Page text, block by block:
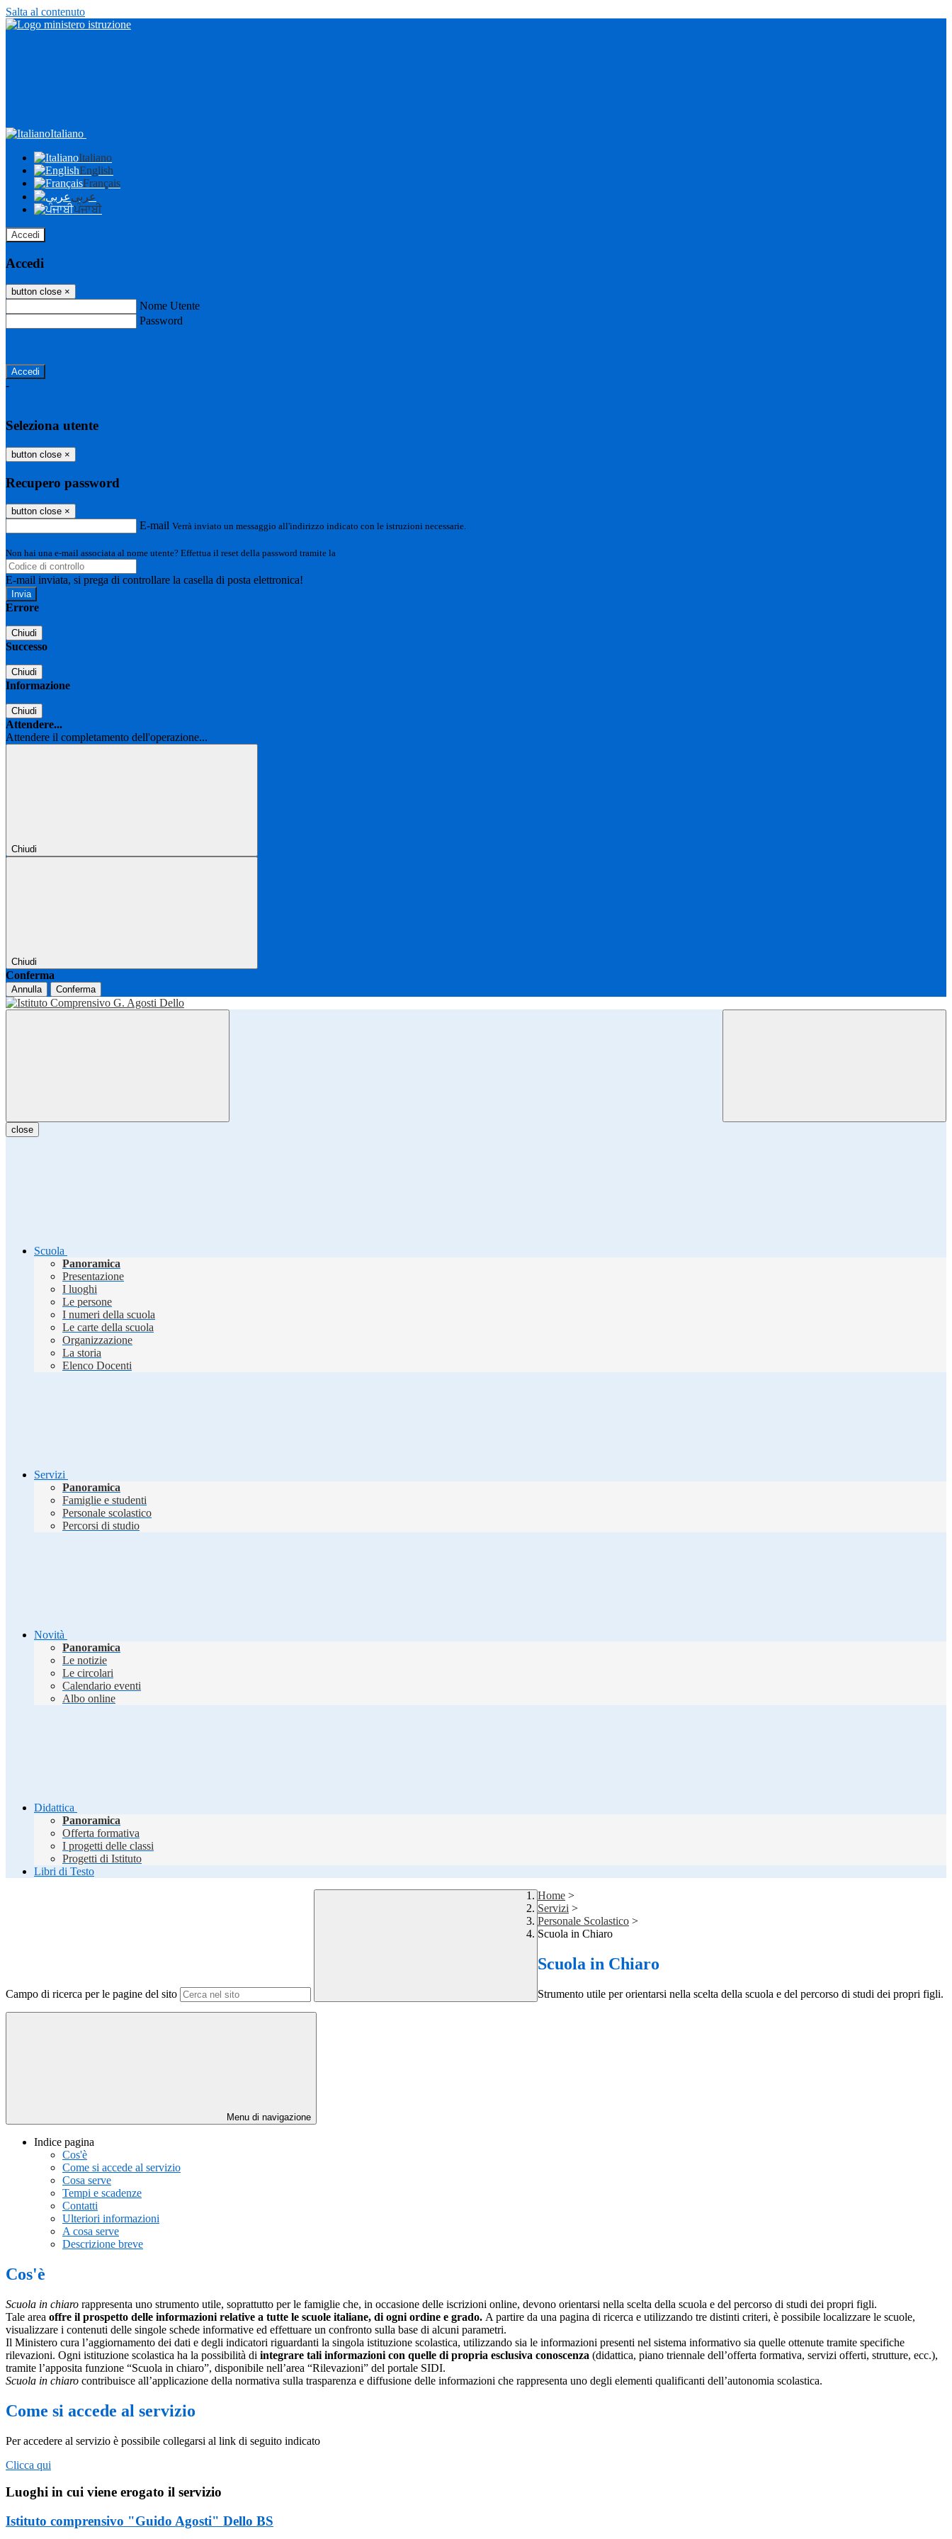
Salta al contenuto
Italiano
Italiano
English
Français
عربى
ਪੰਜਾਬੀ
Accedi
Accedi
button close ×
Nome Utente
Password
-
Seleziona utente
button close ×
Recupero password
button close ×
E-mail Verrà inviato un messaggio all'indirizzo indicato con le istruzioni necessarie.
Non hai una e-mail associata al nome utente? Effettua il reset della password tramite la
E-mail inviata, si prega di controllare la casella di posta elettronica!
Errore
Chiudi
Successo
Chiudi
Informazione
Chiudi
Attendere...
Attendere il completamento dell'operazione...
Chiudi
Chiudi
Conferma
Annulla Conferma
close
Scuola
Panoramica
Presentazione
I luoghi
Le persone
I numeri della scuola
Le carte della scuola
Organizzazione
La storia
Elenco Docenti
Servizi
Panoramica
Famiglie e studenti
Personale scolastico
Percorsi di studio
Novità
Panoramica
Le notizie
Le circolari
Calendario eventi
Albo online
Didattica
Panoramica
Offerta formativa
I progetti delle classi
Progetti di Istituto
Libri di Testo
Campo di ricerca per le pagine del sito
Home >
Servizi >
Personale Scolastico >
Scuola in Chiaro
Scuola in Chiaro
Strumento utile per orientarsi nella scelta della scuola e del percorso di studi dei propri figli.
Menu di navigazione
Indice pagina
Cos'è
Come si accede al servizio
Cosa serve
Tempi e scadenze
Contatti
Ulteriori informazioni
A cosa serve
Descrizione breve
Cos'è
Scuola in chiaro rappresenta uno strumento utile, soprattutto per le famiglie che, in occasione delle iscrizioni online, devono orientarsi nella scelta della scuola e del percorso di studi dei propri figli.
Tale area offre il prospetto delle informazioni relative a tutte le scuole italiane, di ogni ordine e grado. A partire da una pagina di ricerca e utilizzando tre distinti criteri, è possibile localizzare le scuole,
visualizzare i contenuti delle singole schede informative ed effettuare un confronto sulla base di alcuni parametri.
Il Ministero cura l’aggiornamento dei dati e degli indicatori riguardanti la singola istituzione scolastica, utilizzando sia le informazioni presenti nel sistema informativo sia quelle ottenute tramite specifiche
rilevazioni. Ogni istituzione scolastica ha la possibilità di integrare tali informazioni con quelle di propria esclusiva conoscenza (didattica, piano triennale dell’offerta formativa, servizi offerti, strutture, ecc.),
tramite l’apposita funzione “Scuola in chiaro”, disponibile nell’area “Rilevazioni” del portale SIDI.
Scuola in chiaro contribuisce all’applicazione della normativa sulla trasparenza e diffusione delle informazioni che rappresenta uno degli elementi qualificanti dell’autonomia scolastica.
Come si accede al servizio
Per accedere al servizio è possibile collegarsi al link di seguito indicato
Clicca qui
Luoghi in cui viene erogato il servizio
Istituto comprensivo "Guido Agosti" Dello BS